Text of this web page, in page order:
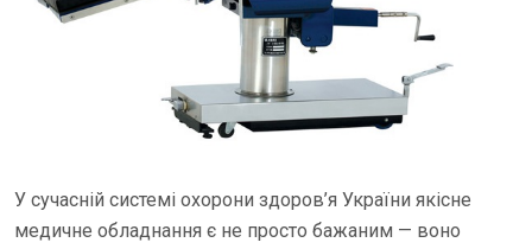
У сучасній системі охорони здоров’я України якісне
медичне обладнання є не просто бажаним — воно